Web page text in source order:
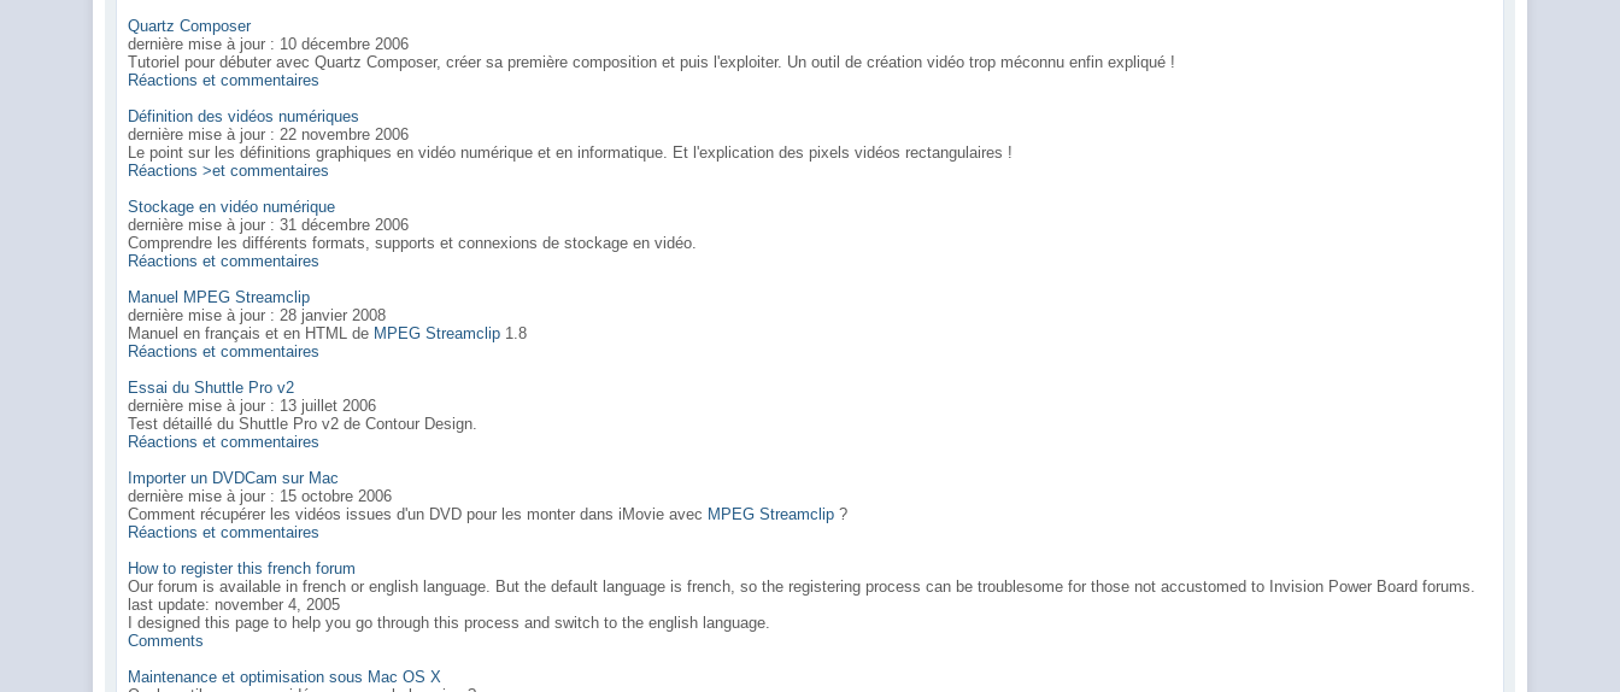
Quartz Composer
dernière mise à jour : 10 décembre 2006
Tutoriel pour débuter avec Quartz Composer, créer sa première composition et puis l'exploiter. Un outil de création vidéo trop méconnu enfin expliqué !
Réactions et commentaires
Définition des vidéos numériques
dernière mise à jour : 22 novembre 2006
Le point sur les définitions graphiques en vidéo numérique et en informatique. Et l'explication des pixels vidéos rectangulaires !
Réactions >et commentaires
Stockage en vidéo numérique
dernière mise à jour : 31 décembre 2006
Comprendre les différents formats, supports et connexions de stockage en vidéo.
Réactions et commentaires
Manuel MPEG Streamclip
dernière mise à jour : 28 janvier 2008
Manuel en français et en HTML de MPEG Streamclip 1.8
Réactions et commentaires
Essai du Shuttle Pro v2
dernière mise à jour : 13 juillet 2006
Test détaillé du Shuttle Pro v2 de Contour Design.
Réactions et commentaires
Importer un DVDCam sur Mac
dernière mise à jour : 15 octobre 2006
Comment récupérer les vidéos issues d'un DVD pour les monter dans iMovie avec MPEG Streamclip ?
Réactions et commentaires
How to register this french forum
Our forum is available in french or english language. But the default language is french, so the registering process can be troublesome for those not accustomed to Invision Power Board forums.
last update: november 4, 2005
I designed this page to help you go through this process and switch to the english language.
Comments
Maintenance et optimisation sous Mac OS X